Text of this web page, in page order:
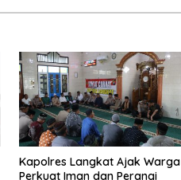
Kapolres Langkat Ajak Warga
Perkuat Iman dan Perangi